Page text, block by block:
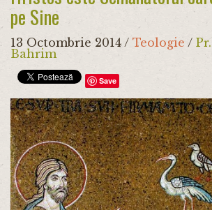
pe Sine
13 Octombrie 2014 / Teologie /
Bahrim
Save